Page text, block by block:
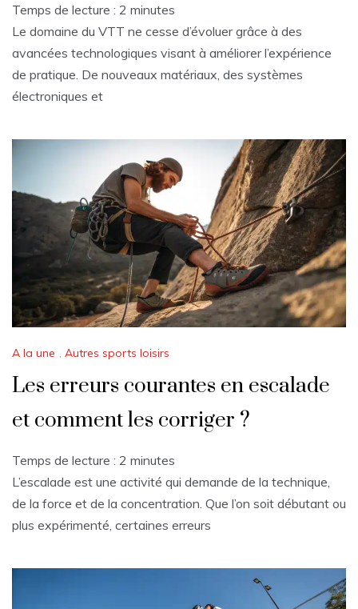
Temps de lecture : 2 minutes
Le domaine du VTT ne cesse d’évoluer grâce à des
avancées technologiques visant à améliorer l’expérience
de pratique. De nouveaux matériaux, des systèmes
électroniques et
A la une Autres sports loisirs
Les erreurs courantes en escalade
et comment les corriger ?
Temps de lecture : 2 minutes
L’escalade est une activité qui demande de la technique,
de la force et de la concentration. Que l’on soit débutant ou
plus expérimenté, certaines erreurs